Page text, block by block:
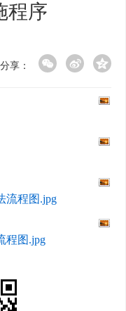
程序
分享：
程图.jpg
程图.jpg